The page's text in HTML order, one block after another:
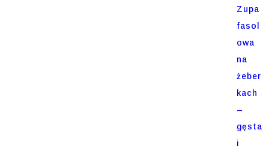
Zupa
fasol
owa
na
żeber
kach
–
gęsta
i